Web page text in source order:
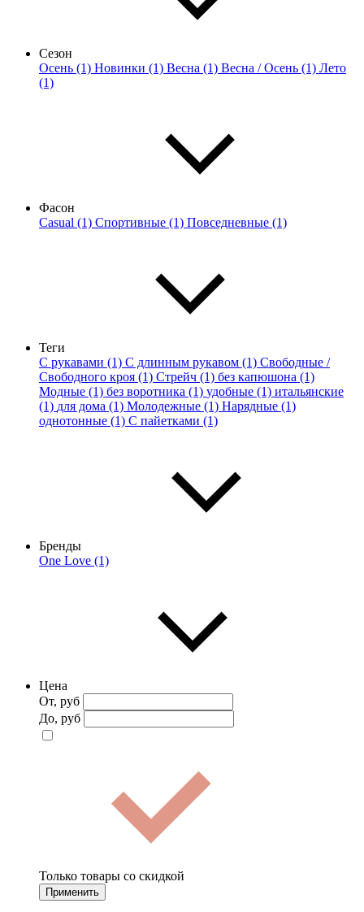
Сезон
Осень (1) Новинки (1) Весна (1) Весна / Осень (1) Лето
(1)
Фасон
Casual (1) Спортивные (1) Повседневные (1)
Теги
С рукавами (1) С длинным рукавом (1) Свободные /
Свободного кроя (1) Стрейч (1) без капюшона (1)
Модные (1) без воротника (1) удобные (1) итальянские
(1) для дома (1) Молодежные (1) Нарядные (1)
однотонные (1) С пайетками (1)
Бренды
One Love (1)
Цена
От, руб
До, руб
Только товары со скидкой
Применить